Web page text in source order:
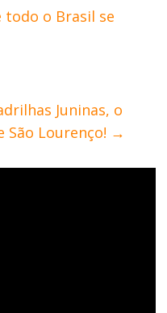
todo o Brasil se
Juninas, o
Lourenço! →